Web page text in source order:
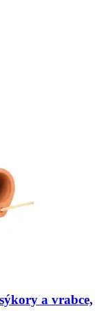
a vrabce,